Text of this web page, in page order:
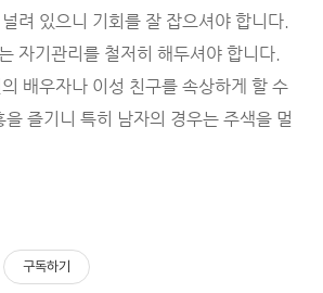
려 있으니 기회를 잘 잡으셔야 합니다.
자기관리를 철저히 해두셔야 합니다.
배우자나 이성 친구를 속상하게 할 수
즐기니 특히 남자의 경우는 주색을 멀
구독하기